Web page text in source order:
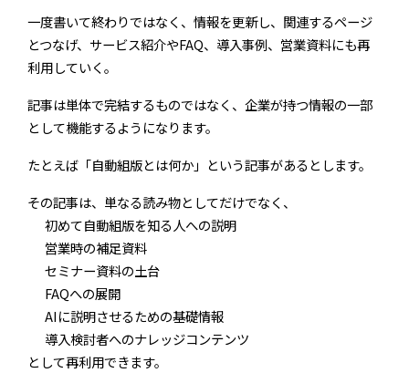
一度書いて終わりではなく、情報を更新し、関連するページ
とつなげ、サービス紹介やFAQ、導入事例、営業資料にも再
利用していく。
記事は単体で完結するものではなく、企業が持つ情報の一部
として機能するようになります。
たとえば「自動組版とは何か」という記事があるとします。
その記事は、単なる読み物としてだけでなく、
初めて自動組版を知る人への説明
営業時の補足資料
セミナー資料の土台
FAQへの展開
AIに説明させるための基礎情報
導入検討者へのナレッジコンテンツ
として再利用できます。